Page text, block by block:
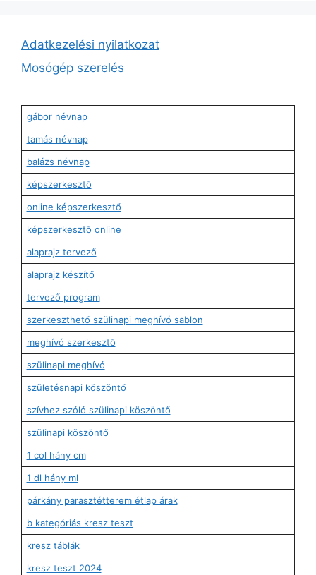
Adatkezelési nyilatkozat
Mosógép szerelés
gábor névnap
tamás névnap
balázs névnap
képszerkesztő
online képszerkesztő
képszerkesztő online
alaprajz tervező
alaprajz készítő
tervező program
szerkeszthető szülinapi meghívó sablon
meghívó szerkesztő
szülinapi meghívó
születésnapi köszöntő
szívhez szóló szülinapi köszöntő
szülinapi köszöntő
1 col hány cm
1 dl hány ml
párkány parasztétterem étlap árak
b kategóriás kresz teszt
kresz táblák
kresz teszt 2024